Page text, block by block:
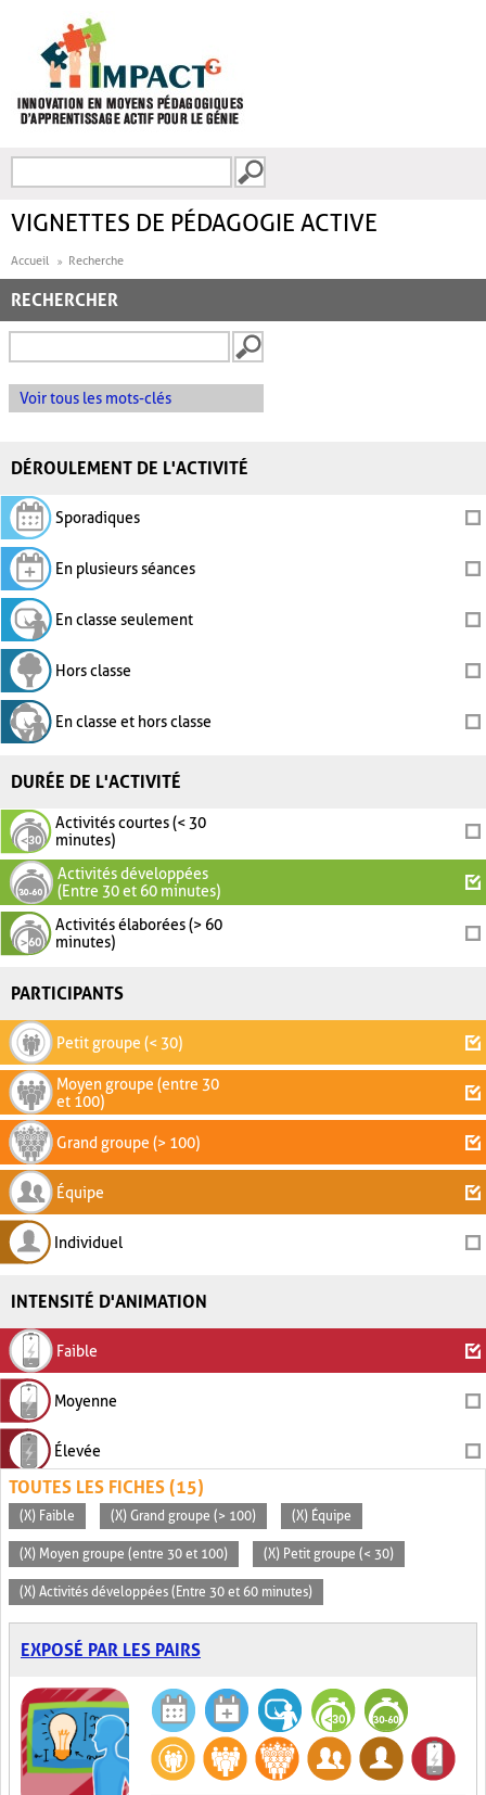
FORMULAIRE DE
VIGNETTES DE PÉDAGOGIE ACTIVE
Accueil Recherche
RECHERCHER
Voir tous les mots-clés
DÉROULEMENT DE L'ACTIVITÉ
Sporadiques
En plusieurs séances
En classe seulement
Hors classe
En classe et hors classe
DURÉE DE L'ACTIVITÉ
Activités courtes (< 30
minutes)
Activités développées
(Entre 30 et 60 minutes)
Activités élaborées (> 60
minutes)
PARTICIPANTS
Petit groupe (< 30)
Moyen groupe (entre 30
et 100)
Grand groupe (> 100)
Équipe
Individuel
INTENSITÉ D'ANIMATION
Faible
Moyenne
Élevée
TOUTES LES FICHES (15)
(X) Faible (X) Grand groupe (> 100) (X) Équipe
(X) Moyen groupe (entre 30 et 100) (X) Petit groupe (< 30)
(X) Activités développées (Entre 30 et 60 minutes)
EXPOSÉ PAR LES PAIRS